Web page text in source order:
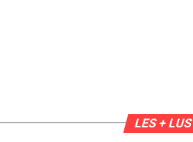
LES + LUS